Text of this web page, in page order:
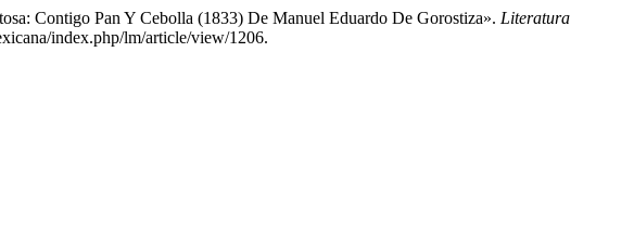
Contigo Pan Y Cebolla (1833) De Manuel Eduardo De Gorostiza». Literatura
index.php/lm/article/view/1206.